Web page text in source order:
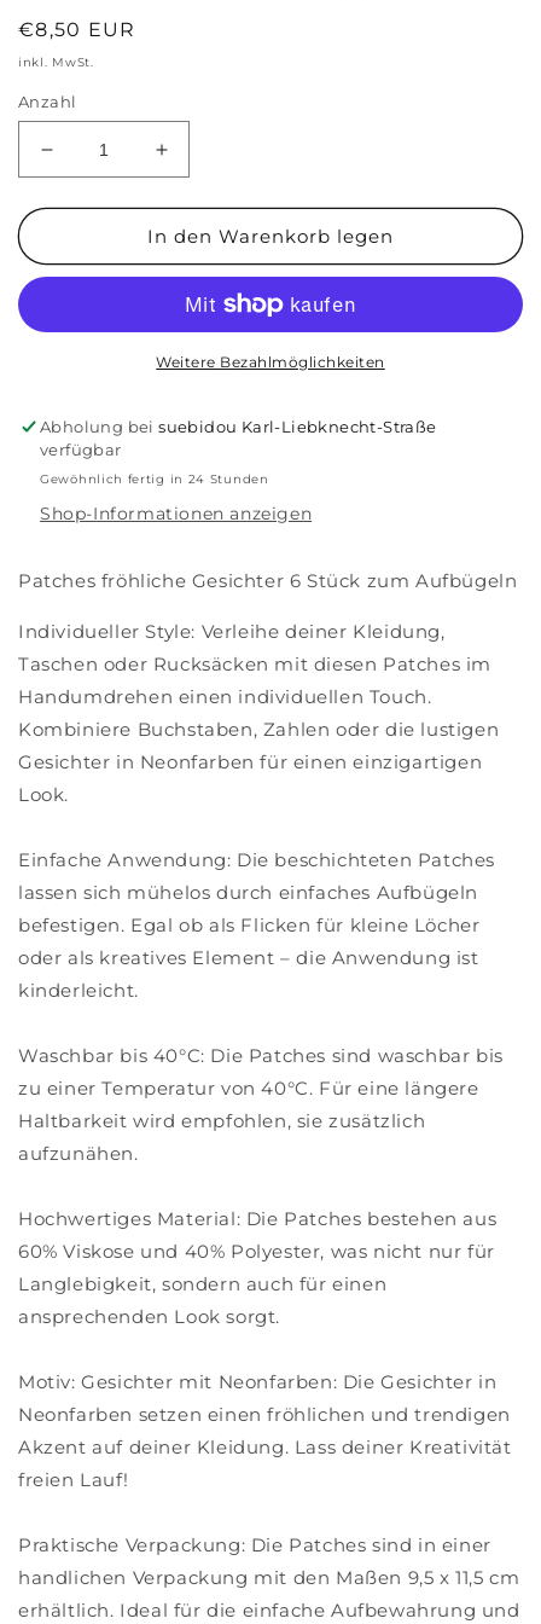
Normaler
Preis
€8,50 EUR
inkl. MwSt.
Anzahl
Verringere
die
Menge
Patches
Gesichter&quot;
6
Erhöhe
die
Menge
für
Patches
&quot;fröhliche
Gesichter&quot;
6
teilig
In den Warenkorb legen
Weitere Bezahlmöglichkeiten
Abholung beisuebidou Karl-Liebknecht-Straße
verfügbar
Gewöhnlich fertig in 24 Stunden
Shop-Informationen anzeigen
Patches fröhliche Gesichter 6 Stück zum Aufbügeln
Individueller Style: Verleihe deiner Kleidung,
Taschen oder Rucksäcken mit diesen Patches im
Handumdrehen einen individuellen Touch.
Kombiniere Buchstaben, Zahlen oder die lustigen
Gesichter in Neonfarben für einen einzigartigen
Look.
Einfache Anwendung: Die beschichteten Patches
lassen sich mühelos durch einfaches Aufbügeln
befestigen. Egal ob als Flicken für kleine Löcher
oder als kreatives Element – die Anwendung ist
kinderleicht.
Waschbar bis 40°C: Die Patches sind waschbar bis
zu einer Temperatur von 40°C. Für eine längere
Haltbarkeit wird empfohlen, sie zusätzlich
aufzunähen.
Hochwertiges Material: Die Patches bestehen aus
60% Viskose und 40% Polyester, was nicht nur für
Langlebigkeit, sondern auch für einen
ansprechenden Look sorgt.
Motiv: Gesichter mit Neonfarben: Die Gesichter in
Neonfarben setzen einen fröhlichen und trendigen
Akzent auf deiner Kleidung. Lass deiner Kreativität
freien Lauf!
Praktische Verpackung: Die Patches sind in einer
handlichen Verpackung mit den Maßen 9,5 x 11,5 cm
erhältlich. Ideal für die einfache Aufbewahrung und